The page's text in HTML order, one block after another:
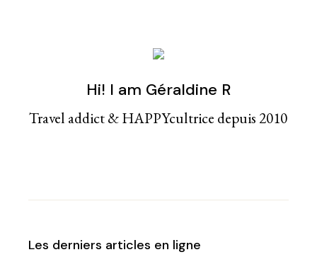
Hi! I am Géraldine R
Travel addict & HAPPYcultrice depuis 2010
Les derniers articles en ligne